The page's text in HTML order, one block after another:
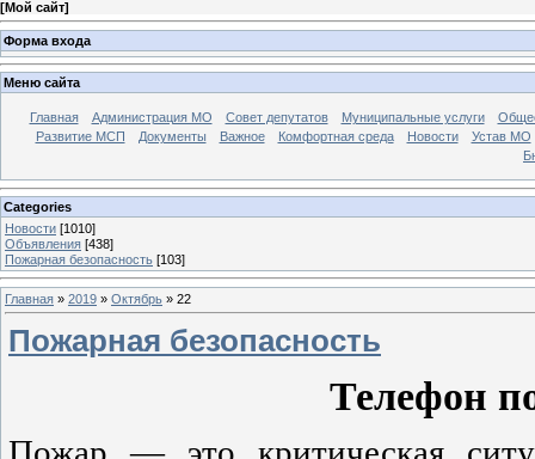
[Мой сайт]
Форма входа
Меню сайта
Главная Администрация МО Совет депутатов Муниципальные услуги
Развитие МСП
Документы Важное Комфортная среда Новости
Устав МО
Categories
Новости [1010]
Объявления [438]
Пожарная безопасность [103]
Главная » 2019 » Октябрь » 22
Пожарная безопасность
Телефон
Пожар — это критическая